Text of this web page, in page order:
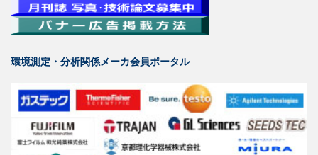
環境測定・分析関係メーカ会員ポータル